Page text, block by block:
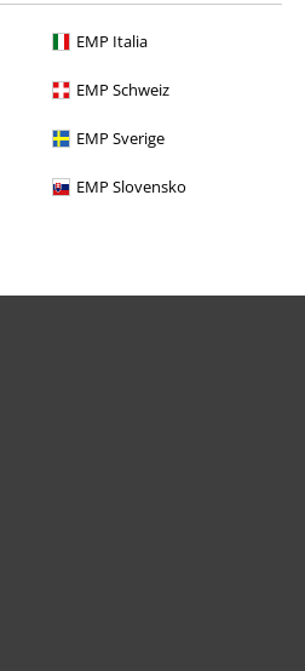
EMP Italia
EMP Schweiz
EMP Sverige
EMP Slovensko